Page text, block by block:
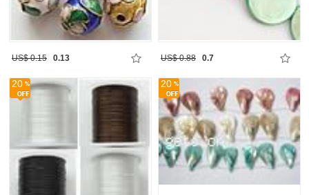
US$ 0.15 0.13 US$ 0.88 0.7
20 20